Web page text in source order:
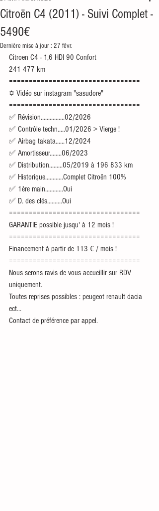
Citroën C4 (2011) - Suivi Complet -
5490€
Dernière mise à jour : 27 févr.
Citroen C4 - 1,6 HDI 90 Confort
241 477 km
=================================
☼ Vidéo sur instagram "sasudore"
=================================
✅ Révision................02/2026
✅ Contrôle techn.....01/2026 > Vierge !
✅ Airbag takata......12/2024
✅ Amortisseur........06/2023
✅ Distribution.........05/2019 à 196 833 km
✅ Historique............Complet Citroën 100%
✅ 1ère main............Oui
✅ D. des clés..........Oui
=================================
GARANTIE possible jusqu' à 12 mois !
=================================
Financement à partir de 113 € / mois !
=================================
Nous serons ravis de vous accueillir sur RDV
uniquement.
Toutes reprises possibles : peugeot renault dacia
ect...
Contact de préférence par appel.